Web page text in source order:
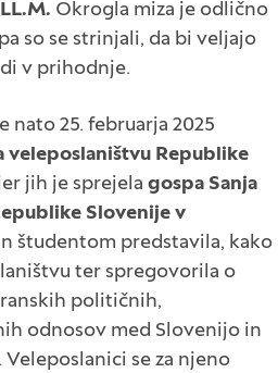
Okrogla miza je odlično
so se strinjali, da bi veljajo
v prihodnje.
nato 25. februarja 2025
veleposlaništvu Republike
jih je sprejela gospa Sanja
Slovenije v
študentom predstavila, kako
ter spregovorila o
političnih,
odnosov med Slovenijo in
se za njeno